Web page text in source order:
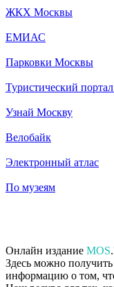
ЖКХ Москвы
ЕМИАС
Парковки Москвы
Туристический
Узнай Москву
Велобайк
Электронный атлас
По музеям
Онлайн издание MOS
Здесь можно
информацию о том,